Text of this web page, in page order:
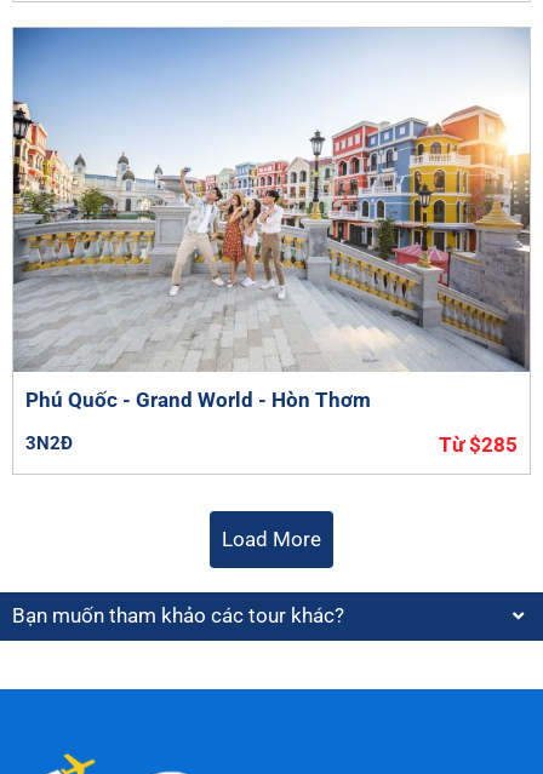
Phú Quốc - Grand World - Hòn Thơm
3N2Đ Từ $285
Load More
Bạn muốn tham khảo các tour khác?